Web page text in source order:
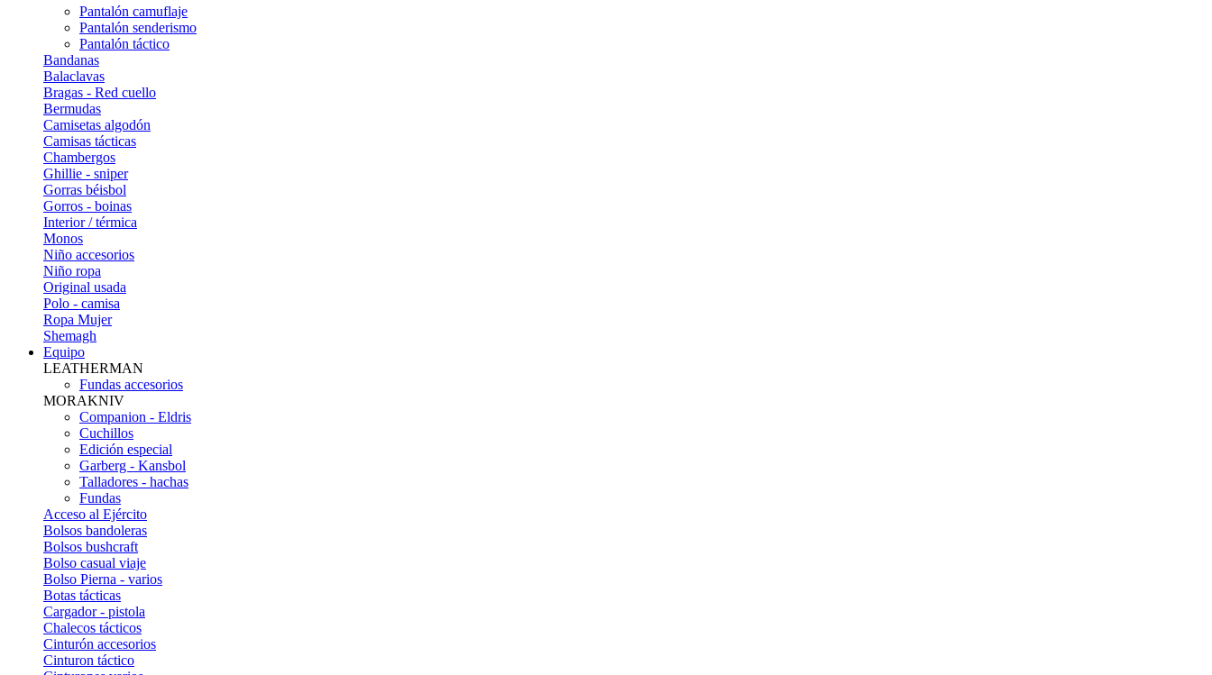
Pantalón camuflaje
Pantalón senderismo
Pantalón táctico
Bandanas
Balaclavas
Bragas - Red cuello
Bermudas
Camisetas algodón
Camisas tácticas
Chambergos
Ghillie - sniper
Gorras béisbol
Gorros - boinas
Interior / térmica
Monos
Niño accesorios
Niño ropa
Original usada
Polo - camisa
Ropa Mujer
Shemagh
Equipo
LEATHERMAN
Fundas accesorios
MORAKNIV
Companion - Eldris
Cuchillos
Edición especial
Garberg - Kansbol
Talladores - hachas
Fundas
Acceso al Ejército
Bolsos bandoleras
Bolsos bushcraft
Bolso casual viaje
Bolso Pierna - varios
Botas tácticas
Cargador - pistola
Chalecos tácticos
Cinturón accesorios
Cinturon táctico